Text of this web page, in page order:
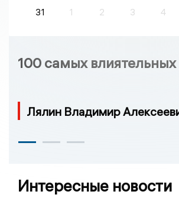
31
1 2 3 4
100 самых
Лялин Владимир
Интересные новости